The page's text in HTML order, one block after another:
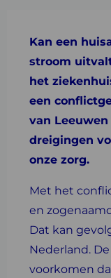
Kan een
stroom
het
een
van
dreigingen
onze zorg.
Met het
en
Dat kan
Nederland.
voorkomen